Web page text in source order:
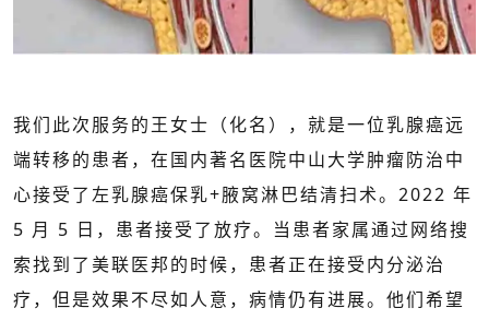
我们此次服务的王女士（化名），就是一位乳腺癌远
端转移的患者，在国内著名医院中山大学肿瘤防治中
心接受了左乳腺癌保乳+腋窝淋巴结清扫术。2022 年
5 月 5 日，患者接受了放疗。当患者家属通过网络搜
索找到了美联医邦的时候，患者正在接受内分泌治
疗，但是效果不尽如人意，病情仍有进展。他们希望